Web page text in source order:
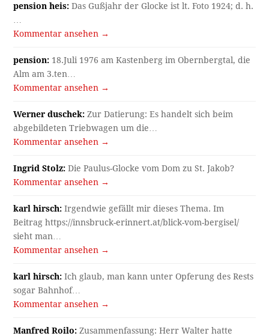
pension heis: Das Gußjahr der Glocke ist lt. Foto 1924; d. h.
Kommentar ansehen →
pension: 18.Juli 1976 am Kastenberg im Obernbergtal, die
Alm am 3.ten…
Kommentar ansehen →
Werner duschek: Zur Datierung: Es handelt sich beim
abgebildeten Triebwagen um die…
Kommentar ansehen →
Ingrid Stolz: Die Paulus-Glocke vom Dom zu St. Jakob?
Kommentar ansehen →
karl hirsch: Irgendwie gefällt mir dieses Thema. Im
Beitrag https://innsbruck-erinnert.at/blick-vom-bergisel/
sieht man…
Kommentar ansehen →
karl hirsch: Ich glaub, man kann unter Opferung des Rests
sogar Bahnhof…
Kommentar ansehen →
Manfred Roilo: Zusammenfassung: Herr Walter hatte